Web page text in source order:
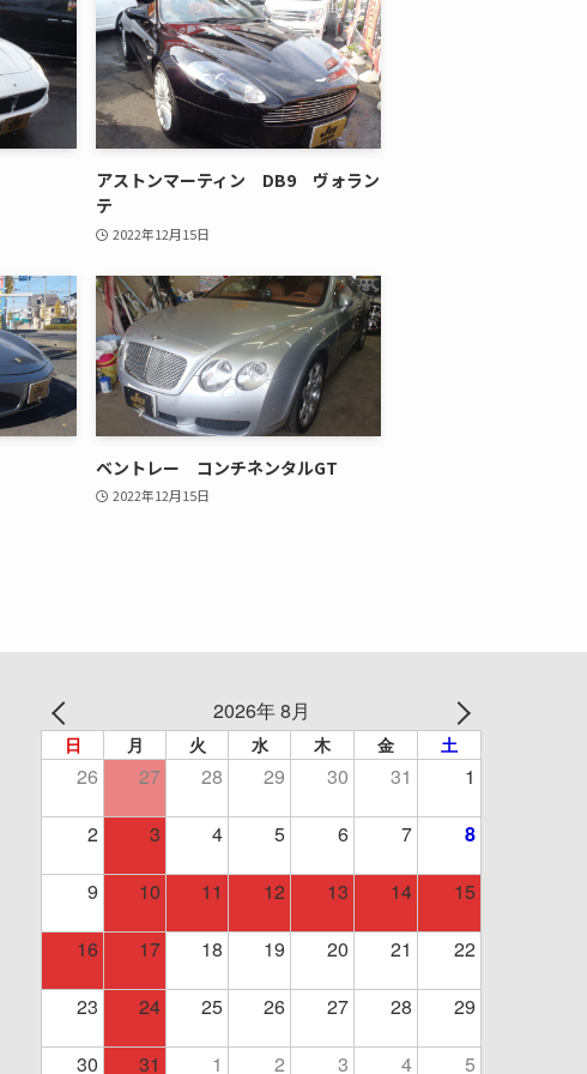
アストンマーティン DB9 ヴォラン
テ
2022年12月15日
ベントレー コンチネンタルGT
2022年12月15日
2026年 8月
日 月 火 水 木 金 土
26 27 28 29 30 31 1
2 3 4 5 6 7 8
9 10 11 12 13 14 15
16 17 18 19 20 21 22
23 24 25 26 27 28 29
30 31 1 2 3 4 5